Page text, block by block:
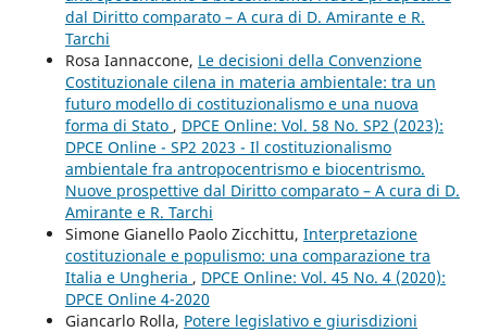
dal Diritto comparato – A cura di D. Amirante e R.
Tarchi
Rosa Iannaccone, Le decisioni della Convenzione
Costituzionale cilena in materia ambientale: tra un
futuro modello di costituzionalismo e una nuova
forma di Stato , DPCE Online: Vol. 58 No. SP2 (2023):
DPCE Online - SP2 2023 - Il costituzionalismo
ambientale fra antropocentrismo e biocentrismo.
Nuove prospettive dal Diritto comparato – A cura di D.
Amirante e R. Tarchi
Simone Gianello Paolo Zicchittu, Interpretazione
costituzionale e populismo: una comparazione tra
Italia e Ungheria , DPCE Online: Vol. 45 No. 4 (2020):
DPCE Online 4-2020
Giancarlo Rolla, Potere legislativo e giurisdizioni